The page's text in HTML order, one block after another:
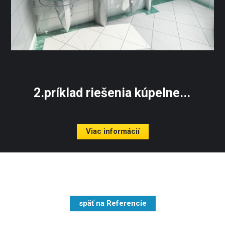
2.príklad riešenia kúpelne...
Viac informácií
späť na Referencie